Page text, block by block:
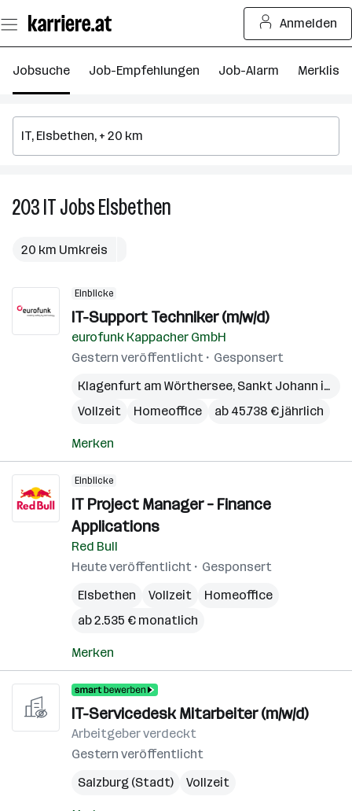
Seiteninhalt
springen
Anmelden
Jobsuche Job-Empfehlungen Job-Alarm Merkliste
203ITJobsElsbethen
20 km Umkreis
Einblicke
IT-Support Techniker (m/w/d)
eurofunk Kappacher GmbH
Gestern veröffentlicht
Gesponsert
Klagenfurt am Wörthersee, Sankt Johann im Pongau
Vollzeit
Homeoffice ab 45.738 € jährlich
Merken
Einblicke
IT Project Manager – Finance
Applications
Red Bull
Heute veröffentlicht
Gesponsert
Elsbethen
Vollzeit
Homeoffice
ab 2.535 € monatlich
Merken
IT-Servicedesk Mitarbeiter (m/w/d)
Arbeitgeber verdeckt
Gestern veröffentlicht
Salzburg (Stadt)
Vollzeit